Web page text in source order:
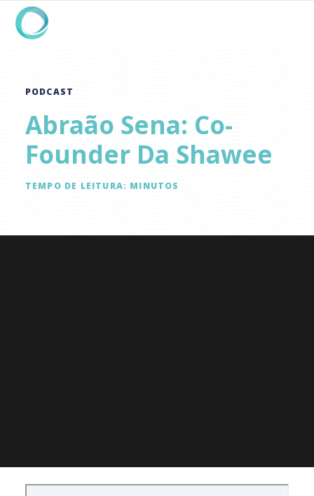
PODCAST
Abraão Sena: Co-
Founder Da Shawee
TEMPO DE LEITURA: MINUTOS